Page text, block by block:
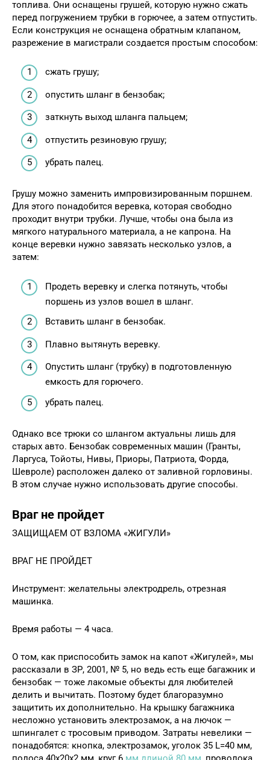
топлива. Они оснащены грушей, которую нужно сжать
перед погружением трубки в горючее, а затем отпустить.
Если конструкция не оснащена обратным клапаном,
разрежение в магистрали создается простым способом:
сжать грушу;
опустить шланг в бензобак;
заткнуть выход шланга пальцем;
отпустить резиновую грушу;
убрать палец.
Грушу можно заменить импровизированным поршнем.
Для этого понадобится веревка, которая свободно
проходит внутри трубки. Лучше, чтобы она была из
мягкого натурального материала, а не капрона. На
конце веревки нужно завязать несколько узлов, а
затем:
Продеть веревку и слегка потянуть, чтобы
поршень из узлов вошел в шланг.
Вставить шланг в бензобак.
Плавно вытянуть веревку.
Опустить шланг (трубку) в подготовленную
емкость для горючего.
убрать палец.
Однако все трюки со шлангом актуальны лишь для
старых авто. Бензобак современных машин (Гранты,
Ларгуса, Тойоты, Нивы, Приоры, Патриота, Форда,
Шевроле) расположен далеко от заливной горловины.
В этом случае нужно использовать другие способы.
Враг не пройдет
ЗАЩИЩАЕМ ОТ ВЗЛОМА «ЖИГУЛИ»
ВРАГ НЕ ПРОЙДЕТ
Инструмент: желательны электродрель, отрезная
машинка.
Время работы — 4 часа.
О том, как приспособить замок на капот «Жигулей», мы
рассказали в ЗР, 2001, № 5, но ведь есть еще багажник и
бензобак — тоже лакомые объекты для любителей
делить и вычитать. Поэтому будет благоразумно
защитить их дополнительно. На крышку багажника
несложно установить электрозамок, а на лючок —
шпингалет с тросовым приводом. Затраты невелики —
понадобятся: кнопка, электрозамок, уголок 35 L=40 мм,